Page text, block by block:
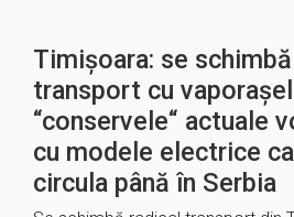
Timișoara: se schimbă
transport cu
“conservele“ actuale
cu modele electrice
circula până în Serbia